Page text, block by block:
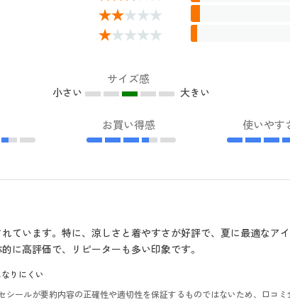
サイズ感
小さい 大きい
お買い得感 使いやす
ています。特に、涼しさと着やすさが好評で、夏に最適なア
に高評価で、リピーターも多い印象です。
りにくい
ールが要約内容の正確性や適切性を保証するものではないため、口コミ